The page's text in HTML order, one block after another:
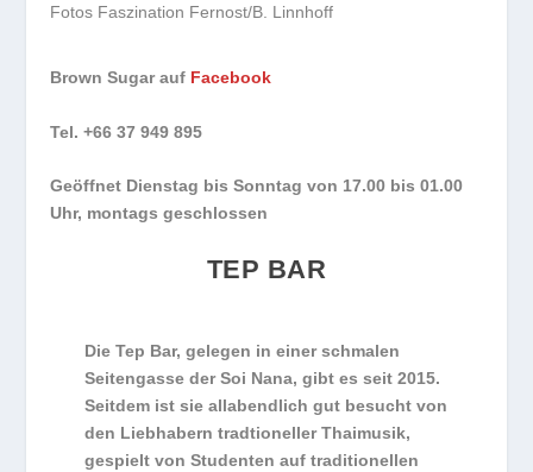
Fotos Faszination Fernost/B. Linnhoff
Brown Sugar auf Facebook
Tel. +66 37 949 895
Geöffnet Dienstag bis Sonntag von 17.00 bis 01.00
Uhr, montags geschlossen
TEP BAR
Die Tep Bar, gelegen in einer schmalen
Seitengasse der Soi Nana, gibt es seit 2015.
Seitdem ist sie allabendlich gut besucht von
den Liebhabern tradtioneller Thaimusik,
gespielt von Studenten auf traditionellen